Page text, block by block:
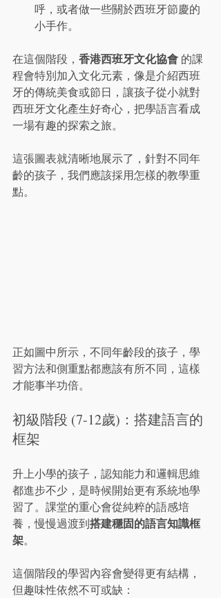
呼，或者做一些關於西班牙節慶的
小手作。
在這個階段， 香港西班牙文化協會 的課
程會特別加入文化元素，像是介紹西班
牙的傳統美食或節日，讓孩子從小就對
西班牙文化產生好奇心，把學語言看成
一場有趣的探索之旅。
這張圖表就清晰地展示了，針對不同年
齡的孩子，我們應該採用怎樣的教學重
點。
正如圖中所示，不同年齡段的孩子，學
習方法和側重點都應該有所不同，這樣
才能事半功倍。
初級階段 (7-12歲)：搭建語言的
框架
升上小學的孩子，認知能力和邏輯思維
都進步不少，是時候開始更有系統地學
習了。課堂的重心會從純粹的語感培
養，慢慢過渡到搭建穩固的語言知識框
架。
這個階段的學習內容會變得更有結構，
但趣味性依然不可或缺：